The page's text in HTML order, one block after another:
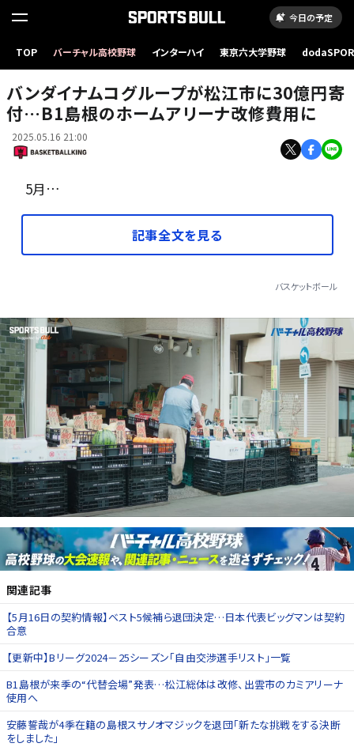
今日の予定
TOP バーチャル高校野球 インターハイ 東京六大学野球
松江市総合体育館の改修後イメージ
バンダイナムコグループが松江市に30億円寄
付…B1島根のホームアリーナ改修費用に
2025.05.16 21:00
5月…
記事全文を見る
バスケットボール
関連記事
【5月16日の契約情報】ベスト5候補ら退団決定…日本代表ビッグマンは契約
合意
【更新中】Bリーグ2024－25シーズン「自由交渉選手リスト」一覧
B1島根が来季の“代替会場”発表…松江総体は改修、出雲市のカミアリーナ
使用へ
安藤誓哉が4季在籍の島根スサノオマジックを退団「新たな挑戦をする決断
をしました」